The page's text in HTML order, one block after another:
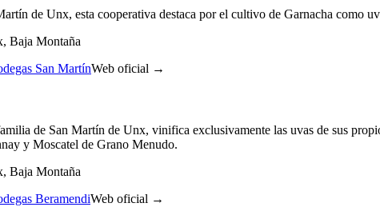
de Unx, esta cooperativa destaca por el cultivo de Garnacha como
Baja Montaña
San MartínWeb oficial →
de San Martín de Unx, vinifica exclusivamente las uvas de sus
y Moscatel de Grano Menudo.
Baja Montaña
BeramendiWeb oficial →